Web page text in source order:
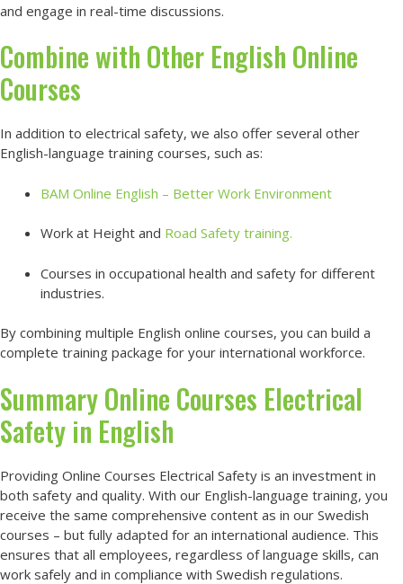
and engage in real-time discussions.
Combine with Other English Online
Courses
In addition to electrical safety, we also offer several other
English-language training courses, such as:
BAM Online English – Better Work Environment
Work at Height and Road Safety training.
Courses in occupational health and safety for different
industries.
By combining multiple English online courses, you can build a
complete training package for your international workforce.
Summary Online Courses Electrical
Safety in English
Providing Online Courses Electrical Safety is an investment in
both safety and quality. With our English-language training, you
receive the same comprehensive content as in our Swedish
courses – but fully adapted for an international audience. This
ensures that all employees, regardless of language skills, can
work safely and in compliance with Swedish regulations.